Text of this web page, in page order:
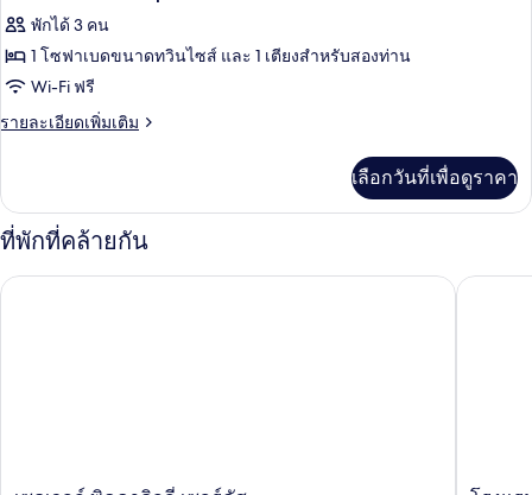
Space
With
A
Extra
Space
ภาพถ่าย
ทั้งหมด
ของ
Modern
Spread
Out
And
Settle
พักได้ 3 คน
1 โซฟาเบดขนาดทวินไซส์ และ 1 เตียงสำหรับสองท่าน
Wi-Fi ฟรี
รายละเอียดเพิ่มเติม
ราย
เกี่ยว
กับ
Modern
Room
-
เลือกวันที่เพื่อดูราคา
ที่พักที่คล้ายกัน
เซดเวลล์ พิคคาดิลลี่ เซอร์คัส โรงแรม